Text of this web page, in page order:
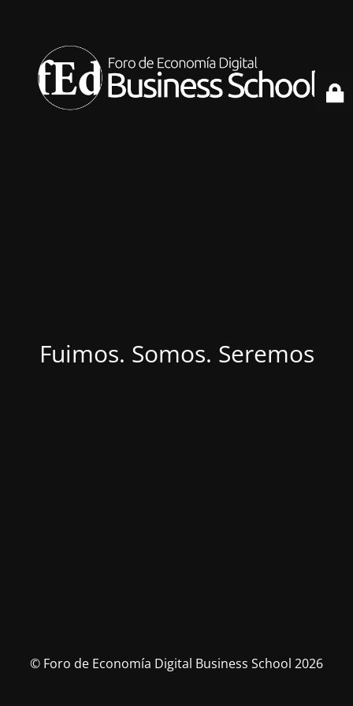
Fuimos. Somos. Seremos
© Foro de Economía Digital Business School 2026